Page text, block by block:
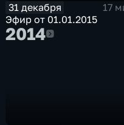
31 декабря
17
Эфир от 01.01.2015
20142014